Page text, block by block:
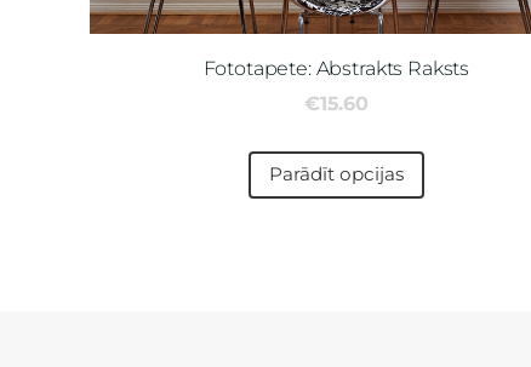
Fototapete: Abstrakts Raksts
€15.60
Parādīt opcijas